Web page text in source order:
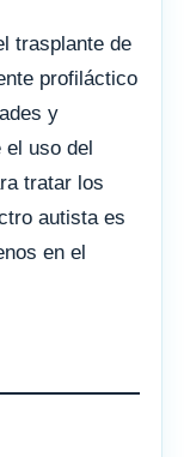
trasplante de
profiláctico
y
el uso del
tratar los
autista es
en el